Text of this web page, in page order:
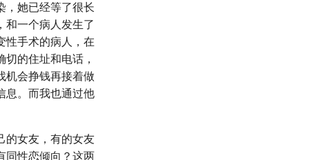
，她已经等了很长
和一个病人发生了
性手术的病人，在
的住址和电话，
机会挣钱再接着做
息。而我也通过他
的女友，有的女友
同性恋倾向？这两